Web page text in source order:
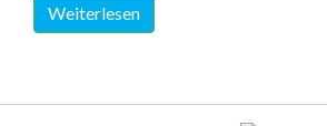
Weiterlesen